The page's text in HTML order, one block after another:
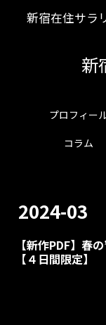
新宿在住サラ
新
プロフィー
コラム
2024-03
【新作PDF】春
【４日間限定】